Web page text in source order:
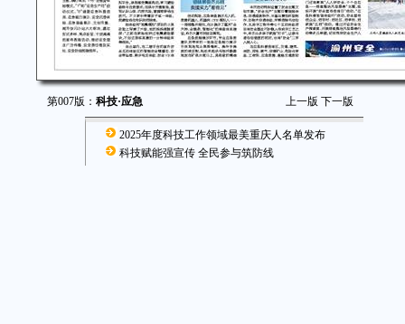
第007版： 科技·应急 上一版 下一版
2025年度科技工作领域最美重庆人名单发布
科技赋能强宣传 全民参与筑防线